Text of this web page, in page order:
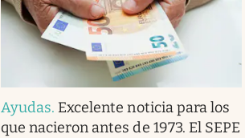
Ayudas. Excelente noticia para los
que nacieron antes de 1973. El SEPE